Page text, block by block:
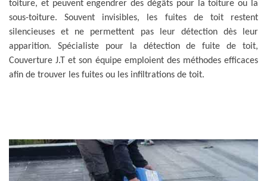
toiture, et peuvent engendrer des dégâts pour la toiture ou la
sous-toiture. Souvent invisibles, les fuites de toit restent
silencieuses et ne permettent pas leur détection dès leur
apparition. Spécialiste pour la détection de fuite de toit,
Couverture J.T et son équipe emploient des méthodes efficaces
afin de trouver les fuites ou les infiltrations de toit.